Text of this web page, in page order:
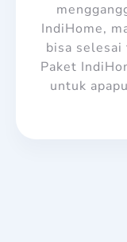
IndiHome,
bisa selesai
Paket
untuk